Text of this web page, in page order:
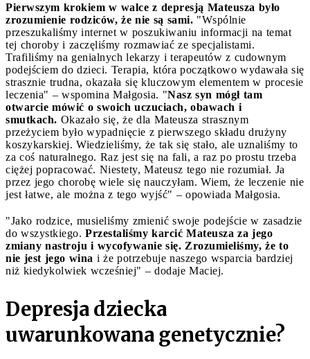
Pierwszym krokiem w walce z depresją Mateusza było
zrozumienie rodziców, że nie są sami. "Wspólnie
przeszukaliśmy internet w poszukiwaniu informacji na temat
tej choroby i zaczęliśmy rozmawiać ze specjalistami.
Trafiliśmy na genialnych lekarzy i terapeutów z cudownym
podejściem do dzieci. Terapia, która początkowo wydawała się
strasznie trudna, okazała się kluczowym elementem w procesie
leczenia" – wspomina Małgosia. "Nasz syn mógł tam
otwarcie mówić o swoich uczuciach, obawach i
smutkach. Okazało się, że dla Mateusza strasznym
przeżyciem było wypadnięcie z pierwszego składu drużyny
koszykarskiej. Wiedzieliśmy, że tak się stało, ale uznaliśmy to
za coś naturalnego. Raz jest się na fali, a raz po prostu trzeba
ciężej popracować. Niestety, Mateusz tego nie rozumiał. Ja
przez jego chorobę wiele się nauczyłam. Wiem, że leczenie nie
jest łatwe, ale można z tego wyjść" – opowiada Małgosia.
"Jako rodzice, musieliśmy zmienić swoje podejście w zasadzie
do wszystkiego. Przestaliśmy karcić Mateusza za jego
zmiany nastroju i wycofywanie się. Zrozumieliśmy, że to
nie jest jego wina i że potrzebuje naszego wsparcia bardziej
niż kiedykolwiek wcześniej" – dodaje Maciej.
Depresja dziecka
uwarunkowana genetycznie?